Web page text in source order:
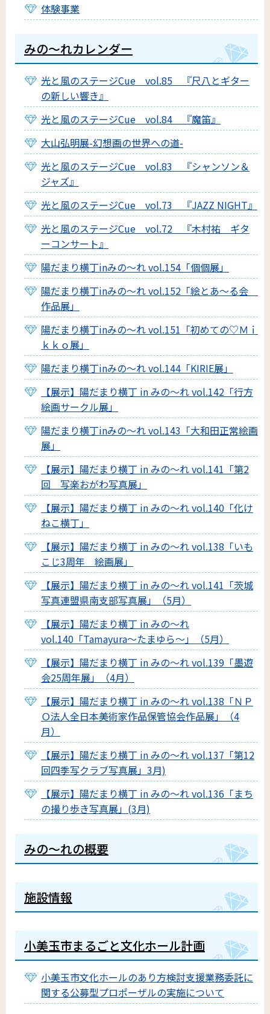
体験事業
みの〜れカレンダー
光と風のステージCue vol.85 『尺八とギター
の新しい響き』
光と風のステージCue vol.84 『魔笛』
大山弘明展-幻想画の世界への道-
光と風のステージCue vol.83 『シャンソン＆
ジャズ』
光と風のステージCue vol.73 『JAZZ NIGHT』
光と風のステージCue vol.72 『木村祐 ギタ
ーコンサート』
陽だまり横丁inみの～れ vol.154「個個展」
陽だまり横丁inみの～れ vol.152「絵とあ～る会
作品展」
陽だまり横丁inみの～れ vol.151「初めての♡Ｍｉ
ｋｋｏ展」
陽だまり横丁inみの～れ vol.144「KIRIE展」
【展示】陽だまり横丁 in みの～れ vol.142「行方
絵画サークル展」
陽だまり横丁inみの～れ vol.143「大和田正常絵画
展」
【展示】陽だまり横丁 in みの～れ vol.141「第2
回 写楽おがわ写真展」
【展示】陽だまり横丁 in みの～れ vol.140「化け
ねこ横丁」
【展示】陽だまり横丁 in みの～れ vol.138「いも
こじ3周年 絵画展」
【展示】陽だまり横丁 in みの～れ vol.141「茨城
写真連盟県南支部写真展」（5月）
【展示】陽だまり横丁 in みの～れ
vol.140「Tamayura～たまゆら～」（5月）
【展示】陽だまり横丁 in みの～れ vol.139「墨遊
会25周年展」（4月）
【展示】陽だまり横丁 in みの～れ vol.138「ＮＰ
Ｏ法人全日本美術家作品保管協会作品展」（4
月）
【展示】陽だまり横丁 in みの～れ vol.137「第12
回四季写クラブ写真展」3月)
【展示】陽だまり横丁 in みの～れ vol.136「まち
の撮り歩き写真展」(3月)
みの〜れの概要
施設情報
小美玉市まるごと文化ホール計画
小美玉市文化ホールのあり方検討支援業務委託に
関する公募型プロポーザルの実施について